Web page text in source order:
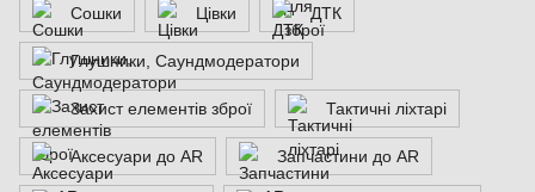
Сошки Цівки ДТК
Глушники, Саундмодератори
Захист елементів зброї Тактичні ліхтарі
Аксесуари до AR Запчастини до AR